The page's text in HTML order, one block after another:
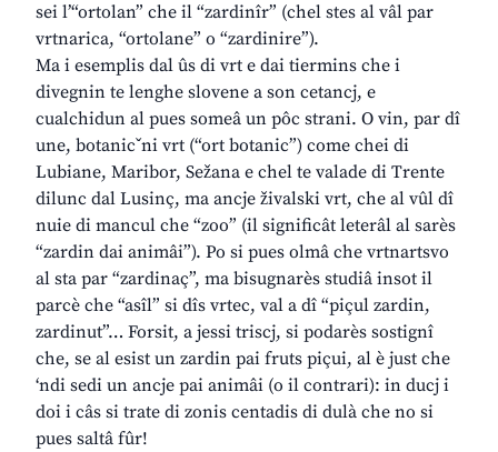
sei l’“ortolan” che il “zardinîr” (chel stes al vâl par
vrtnarica, “ortolane” o “zardinire”).
Ma i esemplis dal ûs di vrt e dai tiermins che i
divegnin te lenghe slovene a son cetancj, e
cualchidun al pues someâ un pôc strani. O vin, par dî
une, botanicˇni vrt (“ort botanic”) come chei di
Lubiane, Maribor, Sežana e chel te valade di Trente
dilunc dal Lusinç, ma ancje živalski vrt, che al vûl dî
nuie di mancul che “zoo” (il significât leterâl al sarès
“zardin dai animâi”). Po si pues olmâ che vrtnartsvo
al sta par “zardinaç”, ma bisugnarès studiâ insot il
parcè che “asîl” si dîs vrtec, val a dî “piçul zardin,
zardinut”… Forsit, a jessi triscj, si podarès sostignî
che, se al esist un zardin pai fruts piçui, al è just che
‘ndi sedi un ancje pai animâi (o il contrari): in ducj i
doi i câs si trate di zonis centadis di dulà che no si
pues saltâ fûr!